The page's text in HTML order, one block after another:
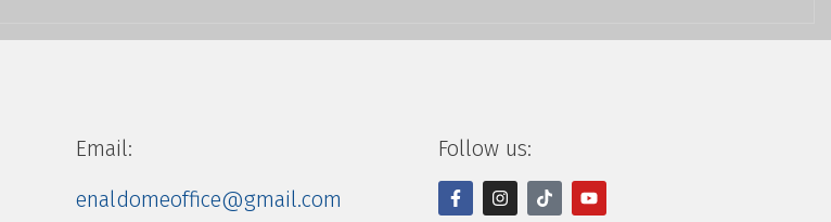
Email:
enaldomeoffice@gmail.com
Follow us: